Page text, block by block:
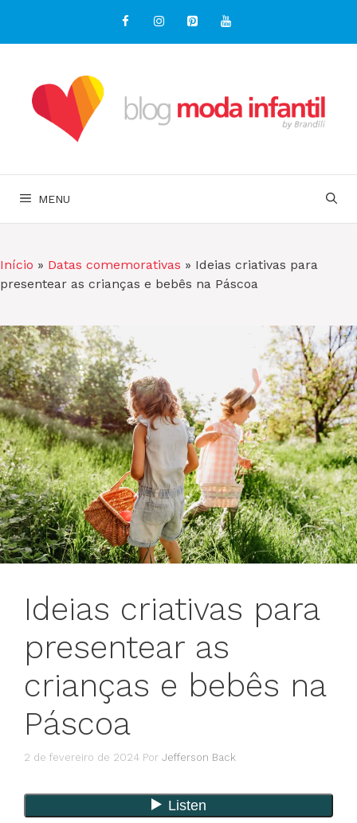
o
MENU
Início » Datas comemorativas » Ideias criativas para
presentear as crianças e bebês na Páscoa
Ideias criativas para
presentear as
crianças e bebês na
Páscoa
2 de fevereiro de 2024 Por Jefferson Back